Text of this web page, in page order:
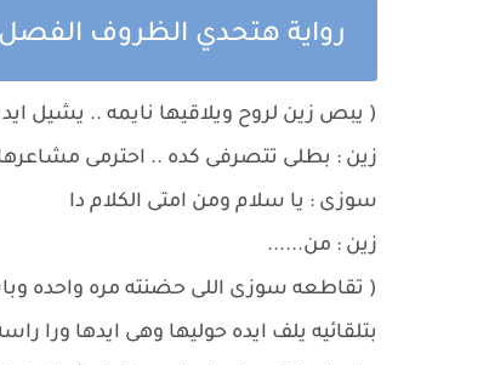
رواية هتحدي الظروف
( يبص زين لروح ويلاقيها نايمه .. يشيل
زين : بطلى تتصرفى كده .. احترمى
سوزى : يا سلام ومن امتى الكلام دا
زين : من......
( تقاطعه سوزى اللى حضنته مره واحده
بتلقائيه يلف ايده حوليها وهى ايدها